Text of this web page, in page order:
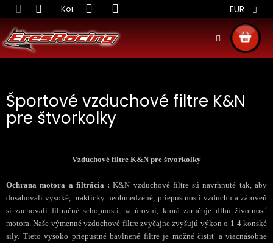
Prejsť
na
obsah
Kontakt Obchodné podmienky Doprava
EUR
KOŠÍK
Športové vzduchové filtre K&N
pre štvorkolky
Vzduchové filtre K&N pre štvorkolky
Ochrana motora a filtrácia :K&N vzduchové filtre sú navrhnuté tak, aby
dosahovali vysoké, prakticky neobmedzené, priepustnosti vzduchu a zároveň
si zachovali filtračné schopnosti na úrovni, ktorá zaručuje dlhú životnosť
motora. Naše výmenné vzduchové filtre zvyčajne zvyšujú výkon o 1-4 konské
sily. Tieto vysoko priepustné bavlnené filtre je možné čistiť a viacnásobne